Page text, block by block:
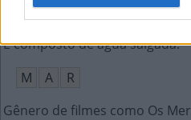
R
É composto de água salgada:
M
A
R
Gênero de filmes como Os